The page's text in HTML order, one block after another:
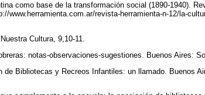
como base de la transformación social (1890-1940).
www.herramienta.com.ar/revista-herramienta-n-12/la-
Cultura, 9,10-11.
notas-observaciones-sugestiones. Buenos Aires:
de Bibliotecas y Recreos Infantiles: un llamado. Buenos